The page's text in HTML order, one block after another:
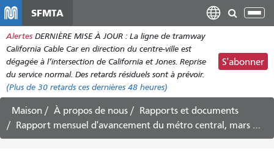
contenu
principal
SFMTA
Alertes DERNIÈRE MISE À JOUR : La ligne de tramway
California Cable Car en direction du centre-ville est
dégagée à l’intersection de California et Jones. Reprise
du service normal. Des retards résiduels sont à prévoir.
(Plus de 30 retards ces dernières 48 heures)
S'abonner
Maison À propos de nous
Rapports et documents
Rapport mensuel d'avancement du métro central, mars 2017, Déversement au niveau du portail